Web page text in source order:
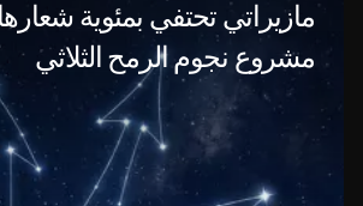
مازيراتي تحتفي بمئوية
مشروع نجوم الرمح الثلاثي